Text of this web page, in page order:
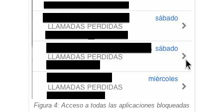
Figura 4: Acceso a todas las aplicaciones bloqueadas